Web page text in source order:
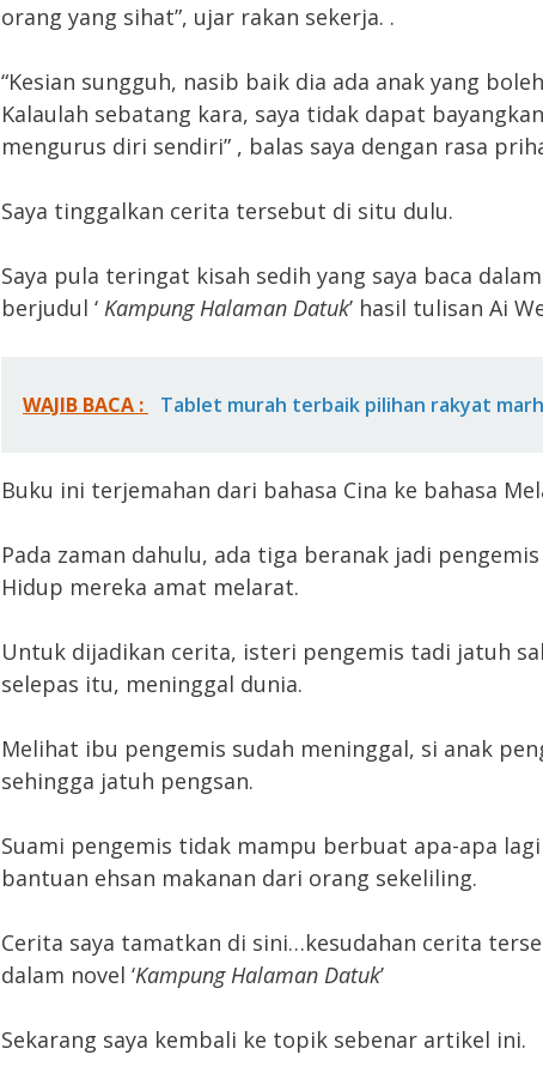
orang yang sihat”, ujar rakan sekerja. .
“Kesian sungguh, nasib baik dia ada anak yang
Kalaulah sebatang kara, saya tidak dapat
mengurus diri sendiri” , balas saya dengan rasa
Saya tinggalkan cerita tersebut di situ dulu.
Saya pula teringat kisah sedih yang saya baca
berjudul ‘ Kampung Halaman Datuk’ hasil tulisan Ai
WAJIB BACA : Tablet murah terbaik pilihan rakyat
Buku ini terjemahan dari bahasa Cina ke bahasa
Pada zaman dahulu, ada tiga beranak jadi
Hidup mereka amat melarat.
Untuk dijadikan cerita, isteri pengemis tadi jatuh
selepas itu, meninggal dunia.
Melihat ibu pengemis sudah meninggal, si anak
sehingga jatuh pengsan.
Suami pengemis tidak mampu berbuat apa-apa
bantuan ehsan makanan dari orang sekeliling.
Cerita saya tamatkan di sini…kesudahan cerita
dalam novel ‘Kampung Halaman Datuk’
Sekarang saya kembali ke topik sebenar artikel ini.